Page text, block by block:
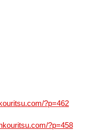
?p=462
?p=458